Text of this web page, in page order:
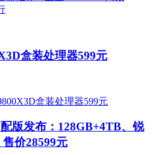
盒装处理器599元
版发布：128GB+4TB、锐
价28599元